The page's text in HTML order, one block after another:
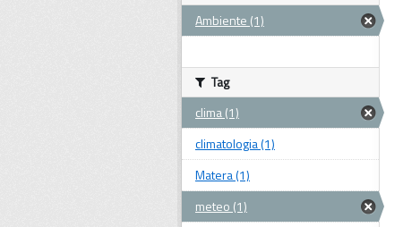
Ambiente (1)
Tag
clima (1)
climatologia (1)
Matera (1)
meteo (1)